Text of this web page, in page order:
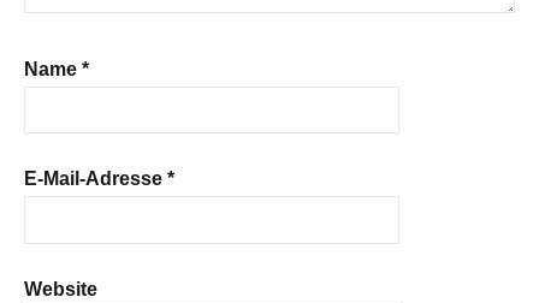
Name *
E-Mail-Adresse *
Website